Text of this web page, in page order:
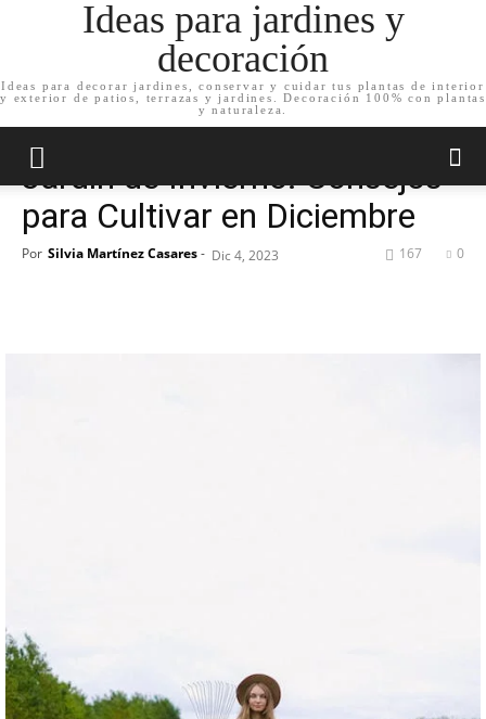
Ideas para jardines y
decoración
Ideas para decorar jardines, conservar y cuidar tus plantas de interior
y exterior de patios, terrazas y jardines. Decoración 100% con plantas
y naturaleza.
Inicio Cuida tu jardín
Jardín de Invierno: Consejos
para Cultivar en Diciembre
Por Silvia Martínez Casares- Dic 4, 2023 0
167